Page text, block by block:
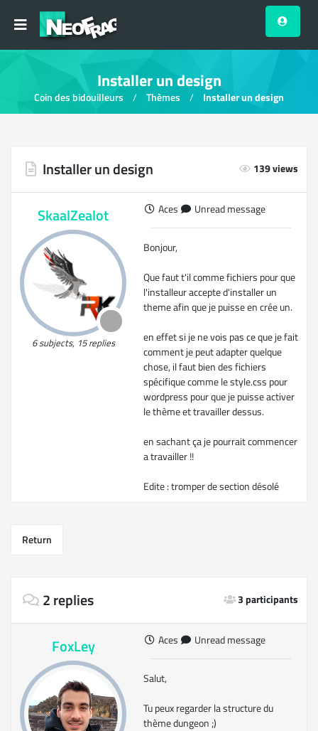
Installer un design
Coin des bidouilleurs Thèmes Installer un design
139 views
Installer un design
SkaalZealot
6 subjects, 15 replies
Aces Unread message
Bonjour,
Que faut t'il comme fichiers pour que
l'installeur accepte d'installer un
theme afin que je puisse en crée un.
en effet si je ne vois pas ce que je fait
comment je peut adapter quelque
chose, il faut bien des fichiers
spécifique comme le style.css pour
wordpress pour que je puisse activer
le thème et travailler dessus.
en sachant ça je pourrait commencer
a travailler !!
Edite : tromper de section désolé
Return
3 participants
2 replies
FoxLey Aces Unread message
Salut,
Tu peux regarder la structure du
thème dungeon ;)